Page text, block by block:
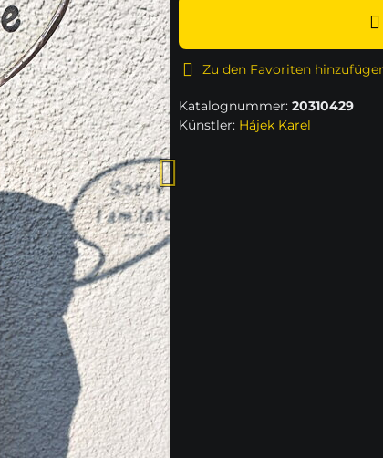
Zu den Favoriten
Katalognummer: 20310429
Künstler: Hájek Karel